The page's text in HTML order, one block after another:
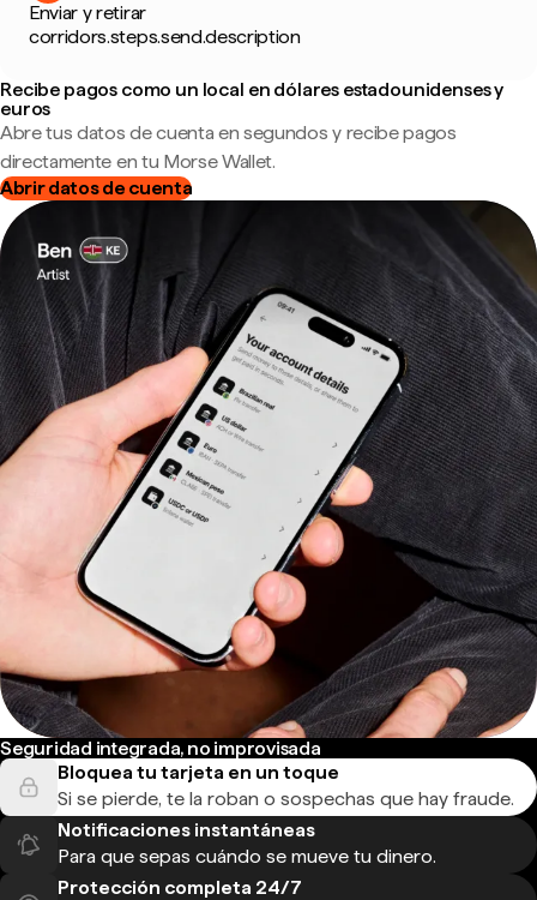
Enviar y retirar
corridors.steps.send.description
Recibe pagos como un local en dólares estadounidenses y
euros
Abre tus datos de cuenta en segundos y recibe pagos
directamente en tu Morse Wallet.
Abrir datos de cuenta
Seguridad integrada, no improvisada
Bloquea tu tarjeta en un toque
Si se pierde, te la roban o sospechas que hay fraude.
Notificaciones instantáneas
Para que sepas cuándo se mueve tu dinero.
Protección completa 24/7